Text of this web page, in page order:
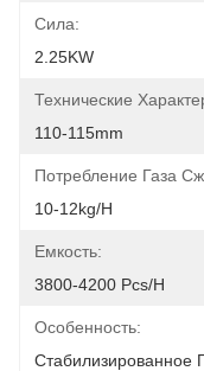
Сила:
2.25KW
Технические
110-115mm
Потребление Газа
10-12kg/h
Емкость:
3800-4200 Pcs/h
Особенность:
Стабилизированное